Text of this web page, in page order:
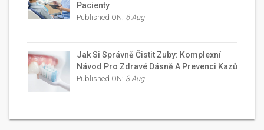
Pacienty
Published ON: 6 Aug
Jak Si Správně Čistit Zuby: Komplexní
Návod Pro Zdravé Dásně A Prevenci Kazů
Published ON: 3 Aug